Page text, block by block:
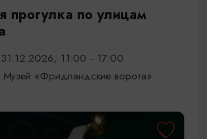
прогулка по улицам
11:00 - 17:00
Музей «Фридландские ворота»